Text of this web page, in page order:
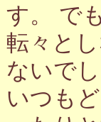
す。 で
転々と
ないで
いつも